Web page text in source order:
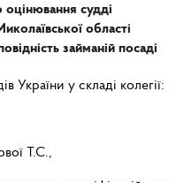
оцінювання судді
області
займаній посаді
України у складі колегії:
Т.С.,